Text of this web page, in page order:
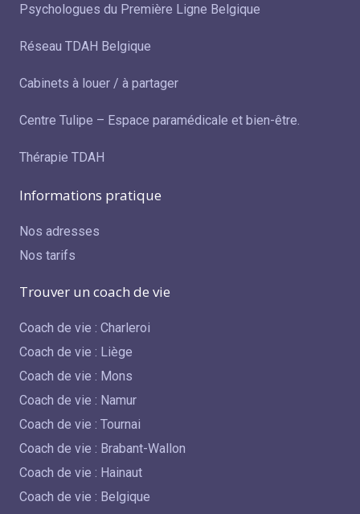
Psychologues du Première Ligne Belgique
Réseau TDAH Belgique
Cabinets à louer / à partager
Centre Tulipe – Espace paramédicale et bien-être.
Thérapie TDAH
Informations pratique
Nos adresses
Nos tarifs
Trouver un coach de vie
Coach de vie : Charleroi
Coach de vie : Liège
Coach de vie : Mons
Coach de vie : Namur
Coach de vie : Tournai
Coach de vie : Brabant-Wallon
Coach de vie : Hainaut
Coach de vie : Belgique